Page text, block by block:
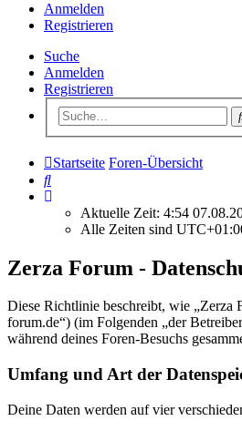
Anmelden
Registrieren
Suche
Anmelden
Registrieren
Startseite Foren-Übersicht
Suche
Aktuelle Zeit: 4:54
Alle Zeiten sind
Zerza Forum -
Diese Richtlinie beschreibt, wie „Zerza
forum.de“) (im Folgenden „der
während deines Foren-Besuchs
Umfang und Art der
Deine Daten werden auf vier